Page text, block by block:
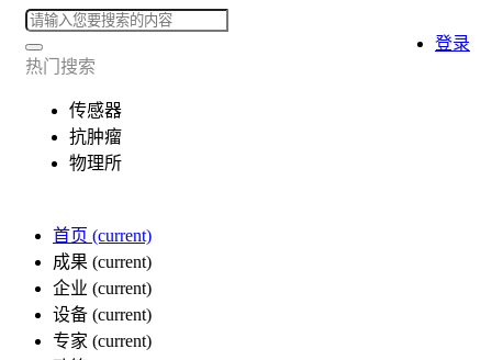
热门搜索
传感器
抗肿瘤
物理所
首页 (current)
成果 (current)
企业 (current)
设备 (current)
专家 (current)
登录